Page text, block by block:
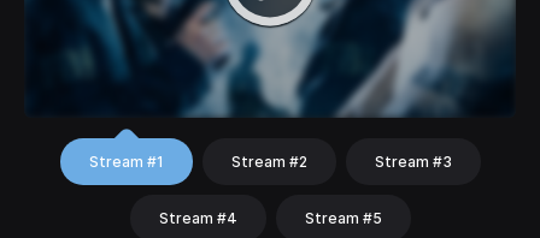
Stream #1 Stream #2 Stream #3
Stream #4 Stream #5